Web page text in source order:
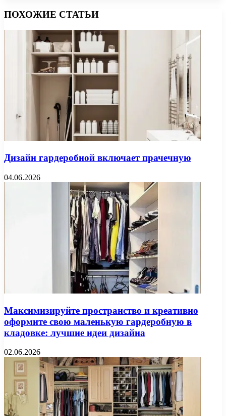
ПОХОЖИЕ СТАТЬИ
Дизайн гардеробной включает прачечную
04.06.2026
Максимизируйте пространство и креативно
оформите свою маленькую гардеробную в
кладовке: лучшие идеи дизайна
02.06.2026